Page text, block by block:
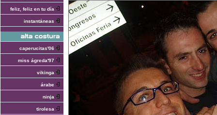
feliz, feliz en tu día
instantáneas
caperucitas'06
miss ágreda'97
vikinga
árabe
ninja
tirolesa